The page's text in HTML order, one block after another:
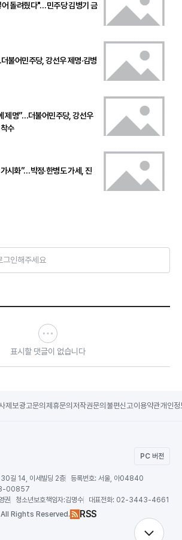
돌려줬다"…민주당 김병기 금
불어민주당, 강선우 제명·김병
제명”…더불어민주당, 강선우
수
시화”…박정·한병도 가세, 진
그인해주세요
표시할 댓글이 없습니다
제보광고문의 제휴문의 저작권문의 불편신고이용약관개인정
PC 버전
30길 14, 이세빌딩 2층 등록번호: 서울, 아04840
00857
권 청소년보호책임자:김명수 대표전화: 02-3443-4661
All Rights Reserved. RSS